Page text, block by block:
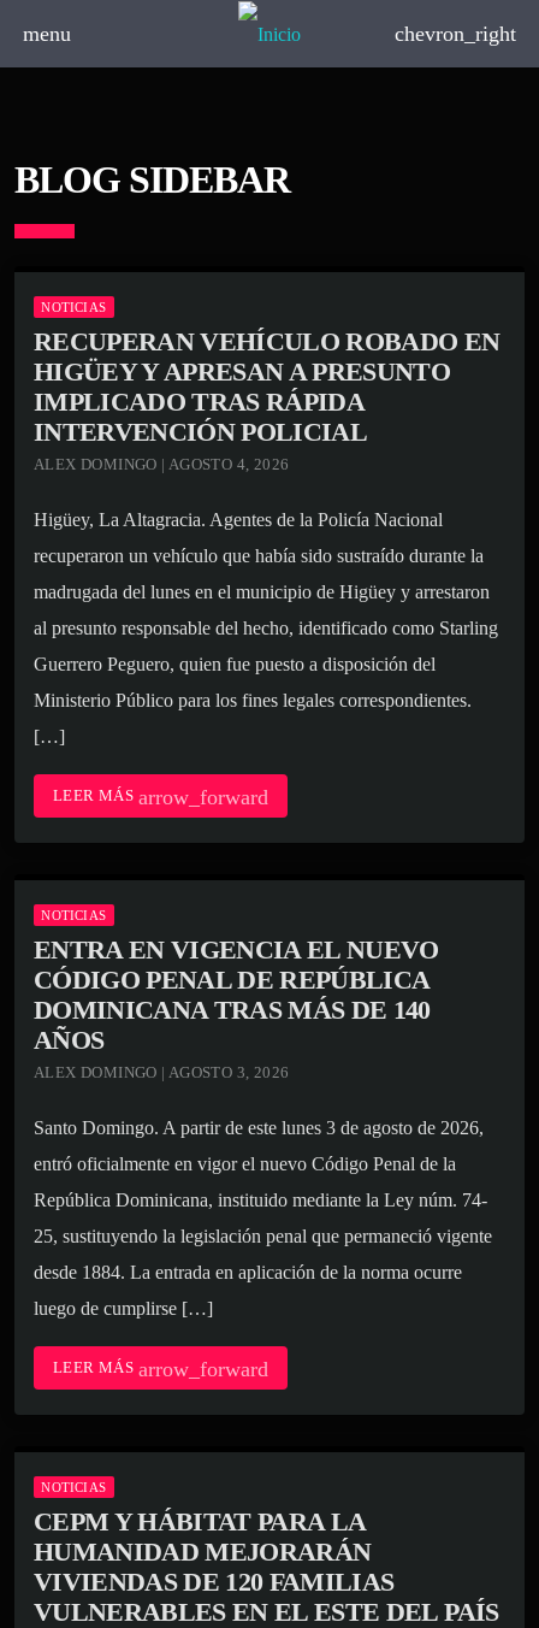
menu chevron_right
BLOG SIDEBAR
NOTICIAS
RECUPERAN VEHÍCULO ROBADO EN
HIGÜEY Y APRESAN A PRESUNTO
IMPLICADO TRAS RÁPIDA
INTERVENCIÓN POLICIAL
ALEX DOMINGO | AGOSTO 4, 2026
Higüey, La Altagracia. Agentes de la Policía Nacional
recuperaron un vehículo que había sido sustraído durante la
madrugada del lunes en el municipio de Higüey y arrestaron
al presunto responsable del hecho, identificado como Starling
Guerrero Peguero, quien fue puesto a disposición del
Ministerio Público para los fines legales correspondientes.
[…]
LEER MÁS arrow_forward
NOTICIAS
ENTRA EN VIGENCIA EL NUEVO
CÓDIGO PENAL DE REPÚBLICA
DOMINICANA TRAS MÁS DE 140
AÑOS
ALEX DOMINGO | AGOSTO 3, 2026
Santo Domingo. A partir de este lunes 3 de agosto de 2026,
entró oficialmente en vigor el nuevo Código Penal de la
República Dominicana, instituido mediante la Ley núm. 74-
25, sustituyendo la legislación penal que permaneció vigente
desde 1884. La entrada en aplicación de la norma ocurre
luego de cumplirse […]
LEER MÁS arrow_forward
NOTICIAS
CEPM Y HÁBITAT PARA LA
HUMANIDAD MEJORARÁN
VIVIENDAS DE 120 FAMILIAS
VULNERABLES EN EL ESTE DEL PAÍS